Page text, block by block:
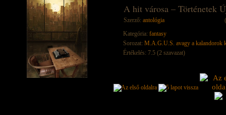
A hit városa – Történetek
Szerző: antológia
Kategória: fantasy
Sorozat: M.A.G.U.S. avagy a kalandorok
Értékelés: 7.5 (2 szavazat)